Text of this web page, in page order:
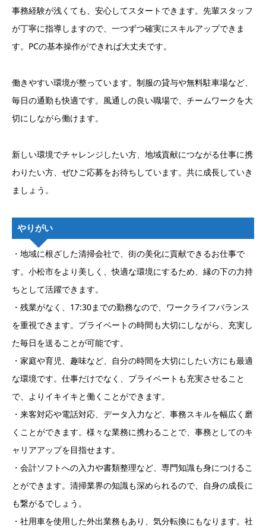
事務経験が浅くても、安心してスタートできます。先輩スタッフ
が丁寧に指導しますので、一つずつ確実にスキルアップできま
す。PCの基本操作ができれば大丈夫です。
働きやすい環境が整っています。制服の貸与や無料駐車場など、
毎日の通勤も快適です。風通しの良い職場で、チームワークを大
切にしながら働けます。
新しい環境でチャレンジしたい方、地域貢献につながる仕事に携
わりたい方、ぜひご応募をお待ちしています。共に成長していき
ましょう。
やりがい
・地域に根ざした清掃会社で、街の美化に貢献できるお仕事で
す。小松市をより美しく、快適な環境にするため、縁の下の力持
ちとして活躍できます。
・残業がなく、17:30までの勤務なので、ワークライフバランス
を重視できます。プライベートの時間も大切にしながら、充実し
た毎日を送ることが可能です。
・家庭や育児、趣味など、自分の時間を大切にしたい方にも最適
な環境です。仕事だけでなく、プライベートも充実させること
で、よりイキイキと働くことができます。
・来客対応や電話対応、データ入力など、事務スキルを幅広く磨
くことができます。様々な業務に携わることで、事務としてのキ
ャリアアップを目指せます。
・会計ソフトへの入力や書類整理など、専門知識も身につけるこ
とができます。清掃業界の知識も深められるので、自身の成長に
も繋がるでしょう。
・社用車を使用した外出業務もあり、気分転換にもなります。社